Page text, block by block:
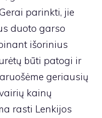
parinkti, jie
duoto garso
išorinius
būti patogi ir
geriausių
kainų
rasti Lenkijos